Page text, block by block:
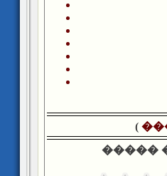
)
�����